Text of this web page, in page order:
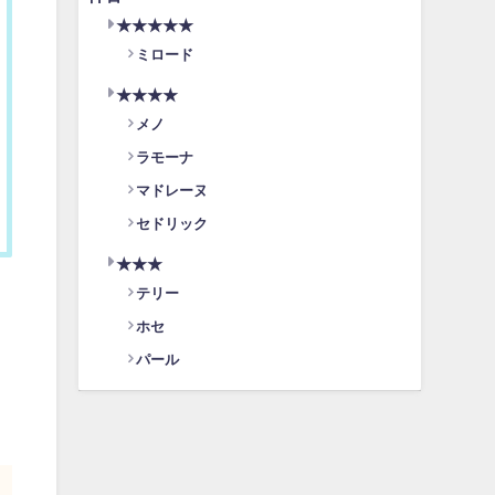
★★★★★
ミロード
★★★★
メノ
ラモーナ
マドレーヌ
セドリック
★★★
テリー
ホセ
パール